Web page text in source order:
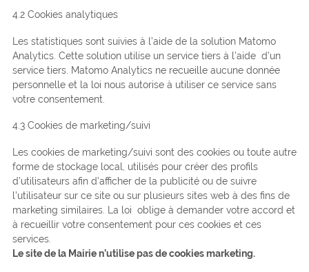
4.2 Cookies analytiques
Les statistiques sont suivies à l’aide de la solution Matomo
Analytics. Cette solution utilise un service tiers à l’aide d’un
service tiers. Matomo Analytics ne recueille aucune donnée
personnelle et la loi nous autorise à utiliser ce service sans
votre consentement.
4.3 Cookies de marketing/suivi
Les cookies de marketing/suivi sont des cookies ou toute autre
forme de stockage local, utilisés pour créer des profils
d’utilisateurs afin d’afficher de la publicité ou de suivre
l’utilisateur sur ce site ou sur plusieurs sites web à des fins de
marketing similaires. La loi oblige à demander votre accord et
à recueillir votre consentement pour ces cookies et ces
services.
Le site de la Mairie n’utilise pas de cookies marketing.